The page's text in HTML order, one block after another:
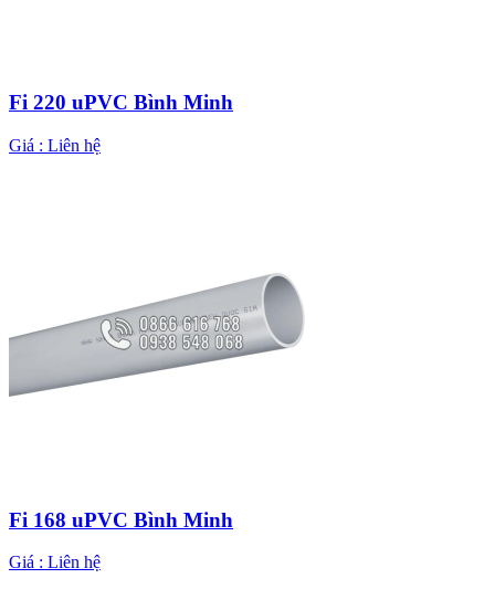
Fi 220 uPVC Bình Minh
Giá : Liên hệ
Fi 168 uPVC Bình Minh
Giá : Liên hệ